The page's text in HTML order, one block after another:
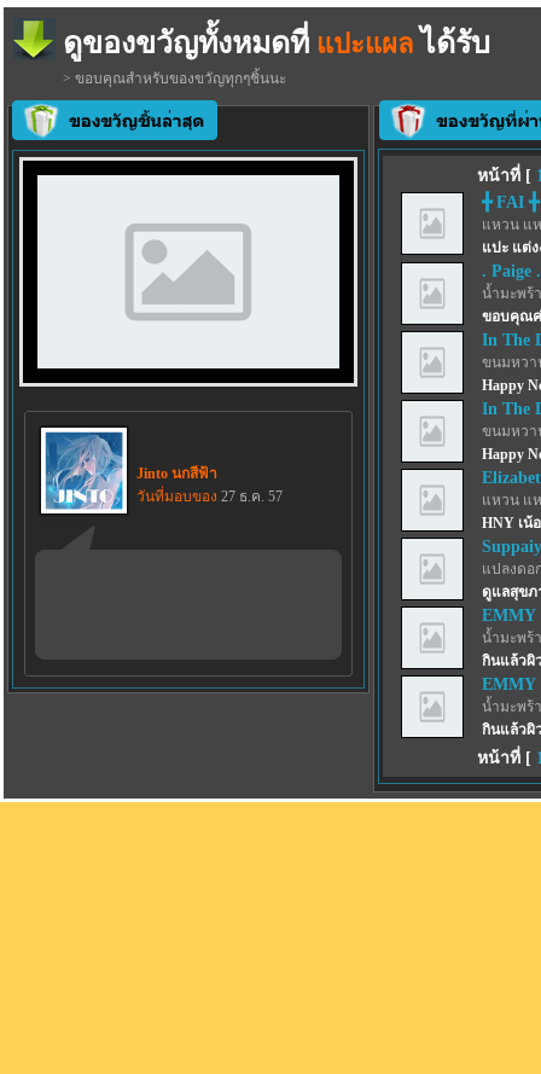
ดูของขวัญทั้งหมดที่ แปะแผล ได้รับ
> ขอบคุณสำหรับของขวัญทุกๆชิ้นนะ
Jinto นกสีฟ้า
วันที่มอบของ 27 ธ.ค. 57
หน้าที่ [
╋ FAI ╋
แหวน แ
แปะ แต่ง
. Paige .
น้ำมะพร้
ขอบคุณ
In The
ขนมหวา
Happy
In The
ขนมหวา
Happy
แหวน แ
HNY เน้
Suppaiy
แปลงดอ
ดูแลสุขภ
EMMY
น้ำมะพร้
กินแล้วผิ
EMMY
น้ำมะพร้
กินแล้วผิ
หน้าที่ [